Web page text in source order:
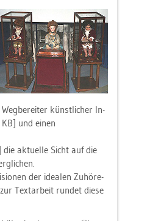
künst­li­cher In­
und einen
ak­tu­el­le Sicht auf die
der idea­len Zu­hö­re­
Text­ar­beit run­det diese